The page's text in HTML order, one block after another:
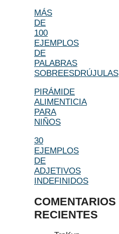
MÁS
DE
100
EJEMPLOS
DE
PALABRAS
SOBREESDRÚJULAS
PIRÁMIDE
ALIMENTICIA
PARA
NIÑOS
30
EJEMPLOS
DE
ADJETIVOS
INDEFINIDOS
COMENTARIOS
RECIENTES